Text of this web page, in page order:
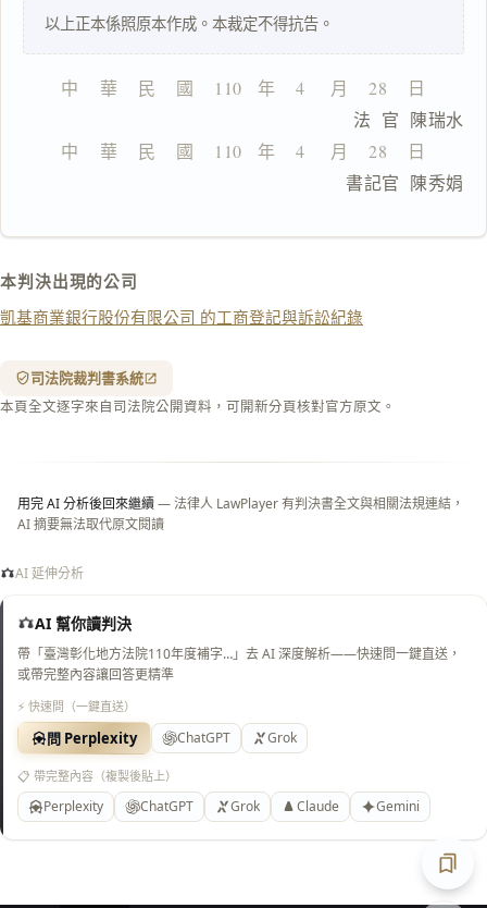
以上正本係照原本作成。本裁定不得抗告。
中    華    民    國    110   年    4     月    28    日
                              法  官  陳瑞水
中    華    民    國    110   年    4     月    28    日
                              書記官  陳秀娟
本判決出現的公司
凱基商業銀行股份有限公司 的工商登記與訴訟紀錄
司法院裁判書系統
本頁全文逐字來自司法院公開資料，可開新分頁核對官方原文。
用完 AI 分析後回來繼續— 法律人 LawPlayer 有判決書全文與相關法規連結，
AI 摘要無法取代原文閱讀
AI 延伸分析
AI 幫你讀判決
帶「臺灣彰化地方法院110年度補字…」去 AI 深度解析——快速問一鍵直送，
或帶完整內容讓回答更精準
⚡ 快速問（一鍵直送）
問 Perplexity ChatGPT Grok
📋 帶完整內容（複製後貼上）
Perplexity ChatGPT Grok Claude Gemini
複
文
匯